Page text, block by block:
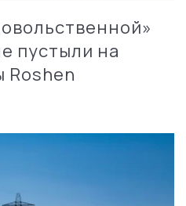
пустыли на
Roshen